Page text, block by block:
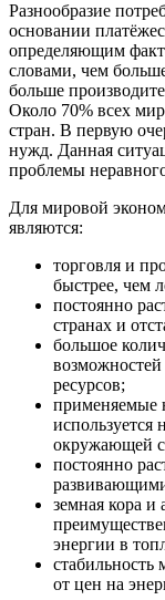
Разнообразие
основании
определяющим
словами, чем
больше
Около 70% всех
стран. В первую
нужд. Данная
проблемы
Для мировой
являются:
торговля и
быстрее, чем
постоянно
странах и
большое
ресурсов;
применяемые
используется
окружающей
постоянно
земная кора и
энергии в
от цен на